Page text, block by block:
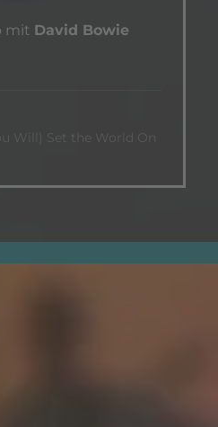
mit David Bowie
Will) Set the World On